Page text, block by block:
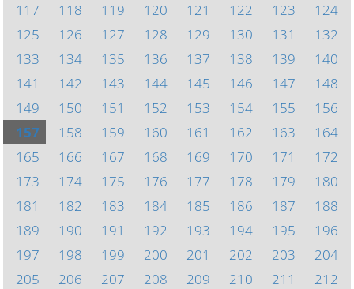
117
118 119 120 121 122 123
124
125
126 127 128 129 130 131
132
133
134 135 136 137 138 139
140
141
142 143 144 145 146 147
148
149
150 151 152 153 154 155
156
157
158 159 160 161 162 163
164
165
166 167 168 169 170 171
172
173
174 175 176 177 178 179
180
181
182 183 184 185 186 187
188
189
190 191 192 193 194 195
196
197
198 199 200 201 202 203
204
205
206 207 208 209 210 211
212